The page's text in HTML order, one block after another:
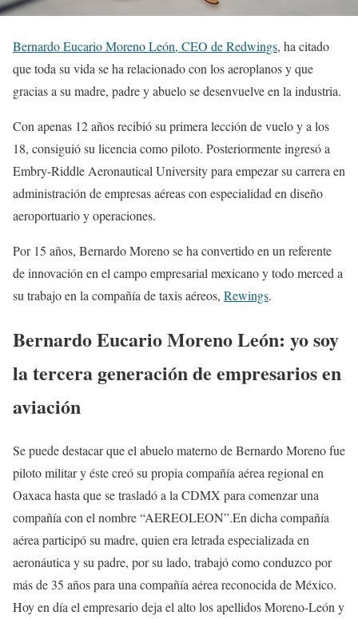
Bernardo Eucario Moreno León, CEO de Redwings, ha citado
que toda su vida se ha relacionado con los aeroplanos y que
gracias a su madre, padre y abuelo se desenvuelve en la industria.
Con apenas 12 años recibió su primera lección de vuelo y a los
18, consiguió su licencia como piloto. Posteriormente ingresó a
Embry-Riddle Aeronautical University para empezar su carrera en
administración de empresas aéreas con especialidad en diseño
aeroportuario y operaciones.
Por 15 años, Bernardo Moreno se ha convertido en un referente
de innovación en el campo empresarial mexicano y todo merced a
su trabajo en la compañía de taxis aéreos, Rewings.
Bernardo Eucario Moreno León: yo soy
la tercera generación de empresarios en
aviación
Se puede destacar que el abuelo materno de Bernardo Moreno fue
piloto militar y éste creó su propia compañía aérea regional en
Oaxaca hasta que se trasladó a la CDMX para comenzar una
compañía con el nombre “AEREOLEON”.En dicha compañía
aérea participó su madre, quien era letrada especializada en
aeronáutica y su padre, por su lado, trabajó como conduzco por
más de 35 años para una compañía aérea reconocida de México.
Hoy en día el empresario deja el alto los apellidos Moreno-León y